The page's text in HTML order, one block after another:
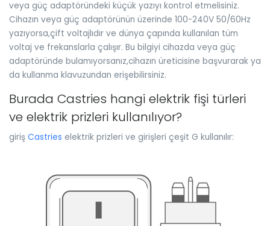
veya güç adaptöründeki küçük yazıyı kontrol etmelisiniz.
Cihazın veya güç adaptörünün üzerinde 100-240V 50/60Hz
yazıyorsa,çift voltajlıdır ve dünya çapında kullanılan tüm
voltaj ve frekanslarla çalışır. Bu bilgiyi cihazda veya güç
adaptöründe bulamıyorsanız,cihazın üreticisine başvurarak ya
da kullanma klavuzundan erişebilirsiniz.
Burada Castries hangi elektrik fişi türleri
ve elektrik prizleri kullanılıyor?
giriş Castries elektrik prizleri ve girişleri çeşit G kullanılır: